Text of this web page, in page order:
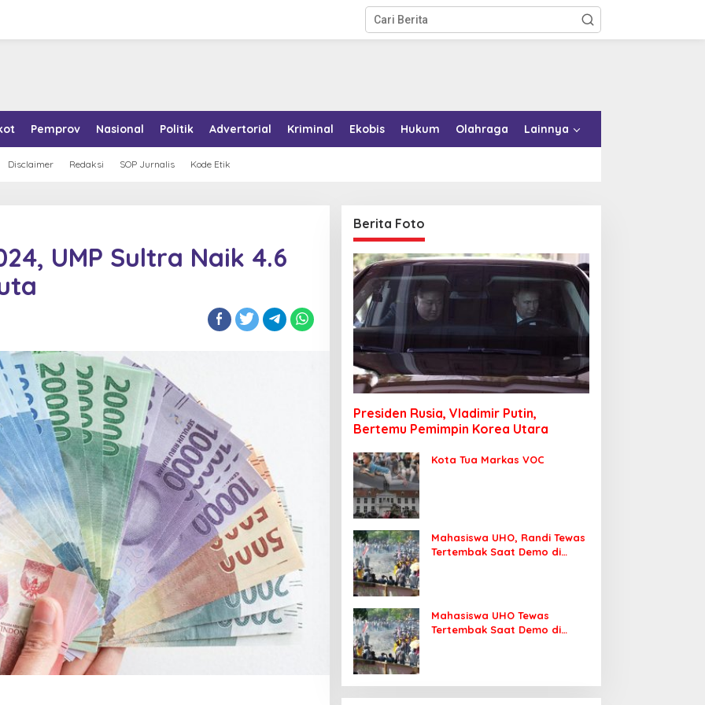
Pemprov Nasional Politik Advertorial Kriminal Ekobis Hukum Olahraga Lainnya
Disclaimer Redaksi SOP Jurnalis Kode Etik
UMP Sultra Naik 4.6
Berita Foto
Presiden Rusia, Vladimir Putin,
Bertemu Pemimpin Korea Utara
Kota Tua Markas VOC
Mahasiswa UHO, Randi Tewas
Tertembak Saat Demo di
Mahasiswa UHO Tewas
Tertembak Saat Demo di